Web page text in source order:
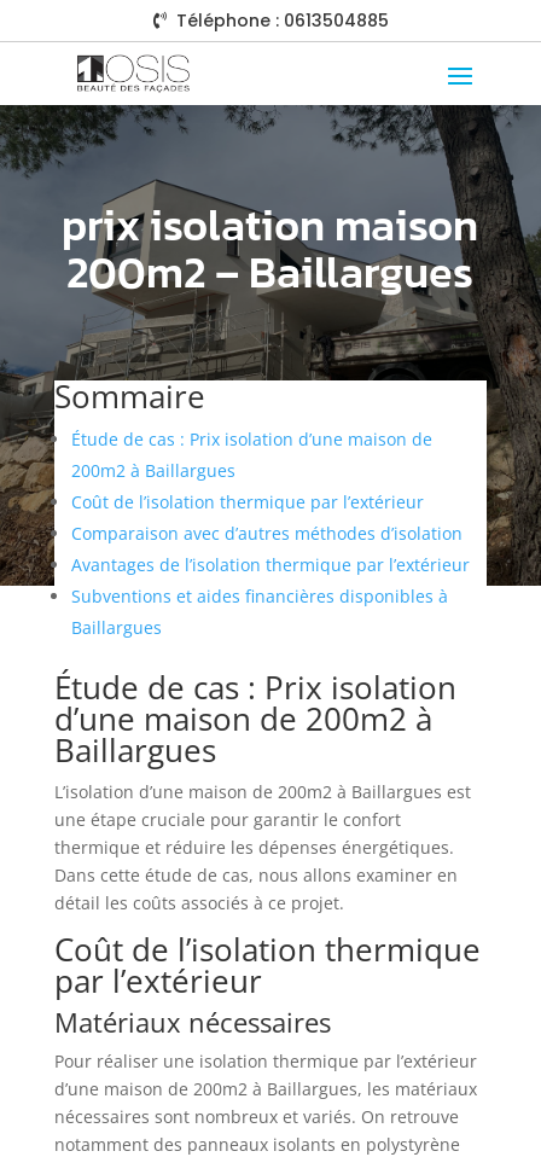
 Téléphone : 0613504885
prix isolation maison
200m2 – Baillargues
Sommaire
Étude de cas : Prix isolation d’une maison de
200m2 à Baillargues
Coût de l’isolation thermique par l’extérieur
Comparaison avec d’autres méthodes d’isolation
Avantages de l’isolation thermique par l’extérieur
Subventions et aides financières disponibles à
Baillargues
Étude de cas : Prix isolation
d’une maison de 200m2 à
Baillargues
L’isolation d’une maison de 200m2 à Baillargues est
une étape cruciale pour garantir le confort
thermique et réduire les dépenses énergétiques.
Dans cette étude de cas, nous allons examiner en
détail les coûts associés à ce projet.
Coût de l’isolation thermique
par l’extérieur
Matériaux nécessaires
Pour réaliser une isolation thermique par l’extérieur
d’une maison de 200m2 à Baillargues, les matériaux
nécessaires sont nombreux et variés. On retrouve
notamment des panneaux isolants en polystyrène